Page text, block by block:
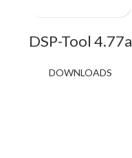
DSP-Tool 4.77a
DOWNLOADS